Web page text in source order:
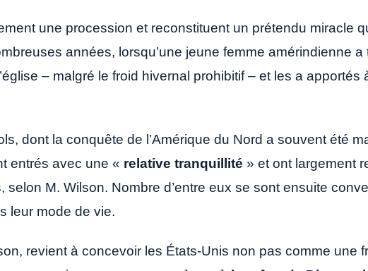
une procession et reconstituent un prétendu miracle
années, lorsqu’une jeune femme amérindienne a
– malgré le froid hivernal prohibitif – et les a apportés
dont la conquête de l’Amérique du Nord a souvent été
entrés avec une « relative tranquillité » et ont largement
selon M. Wilson. Nombre d’entre eux se sont ensuite
leur mode de vie.
revient à concevoir les États-Unis non pas comme une